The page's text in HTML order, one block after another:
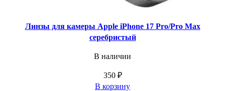
Линзы для камеры Apple iPhone 17 Pro/Pro Max
серебристый
В наличии
350 ₽
В корзину